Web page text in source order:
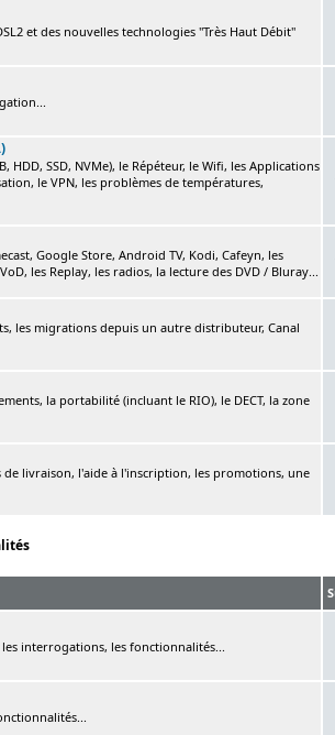
et des nouvelles technologies "Très Haut Débit"
HDD, SSD, NVMe), le Répéteur, le Wifi, les Applications
le VPN, les problèmes de températures,
Google Store, Android TV, Kodi, Cafeyn, les
les Replay, les radios, la lecture des DVD / Bluray...
les migrations depuis un autre distributeur, Canal
la portabilité (incluant le RIO), le DECT, la zone
livraison, l'aide à l'inscription, les promotions, une
interrogations, les fonctionnalités...